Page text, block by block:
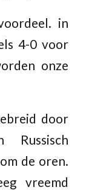
in
4-0 voor
onze
door
de oren.
vreemd